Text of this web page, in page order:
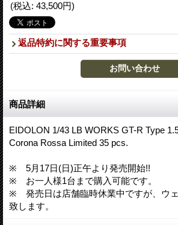
(税込: 43,500円)
返品特約に関する重要事項
商品詳細
EIDOLON 1/43 LB WORKS GT-R Type
Corona Rossa Limited 35 pcs.
※ 5月17日(日)正午より発売開始!!
※ お一人様1台まで購入可能です。
※ 発売日は店舗臨時休業中ですが、ウ
致します。